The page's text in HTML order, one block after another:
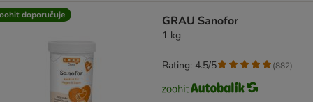
doporučuje GRAU Sanofor
1 kg
Rating: 4.5/5 (882)